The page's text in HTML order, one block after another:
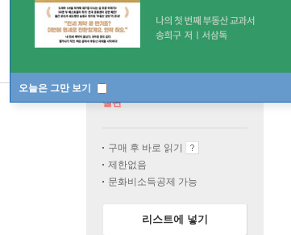
오늘은 그만 보기
절판
구매 후 바로 읽기
제한없음
문화비소득공제 가능
리스트에 넣기